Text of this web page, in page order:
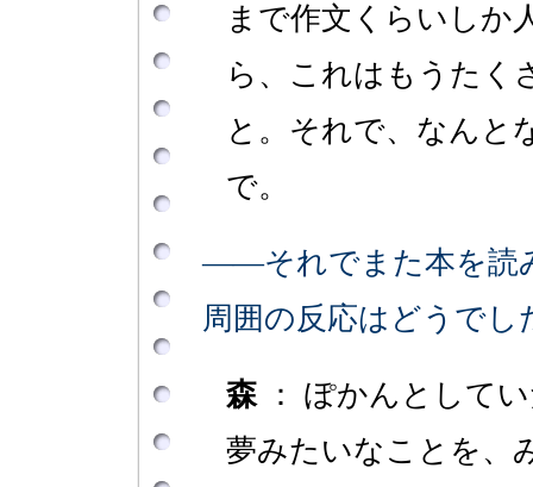
まで作文くらいしか
ら、これはもうたく
と。それで、なんと
で。
――それでまた本を読
周囲の反応はどうでし
森： ぽかんとして
夢みたいなことを、